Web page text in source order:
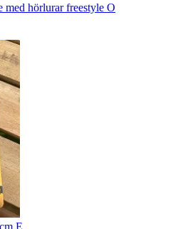
med hörlurar freestyle O
E